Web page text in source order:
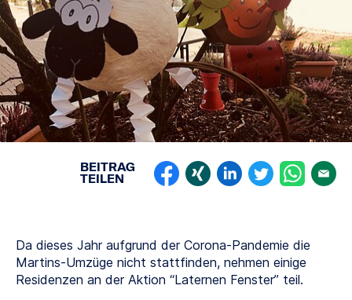
BEITRAG
TEILEN
Da dieses Jahr aufgrund der Corona-Pandemie die
Martins-Umzüge nicht stattfinden, nehmen einige
Residenzen an der Aktion “Laternen Fenster” teil.